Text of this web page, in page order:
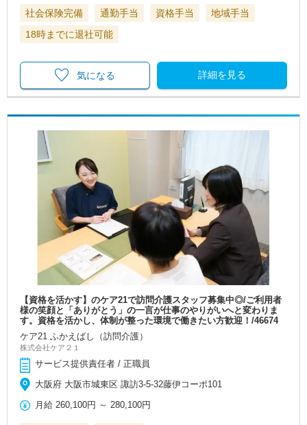
社会保険完備 通勤手当 資格手当
地域手当
18時までに退社可能
詳細を見る
気になる
【資格を活かす】のケア21で訪問介護スタッフ募集中◎/ご利用者
様の笑顔と「ありがとう」の一言が仕事のやりがいへと変わりま
す。資格を活かし、体制が整った環境で働きたい方歓迎！/46674
ケア21 ふかえばし（訪問介護）
株式会社ケア２１
サービス提供責任者 / 正職員
大阪府 大阪市城東区 諏訪3-5-32藤伊コーポ101
月給 260,100円 ～ 280,100円